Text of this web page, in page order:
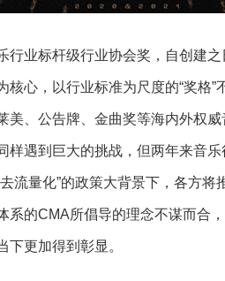
业标杆级行业协会奖，自创建之
心，以行业标准为尺度的“奖格”
美、公告牌、金曲奖等海内外权
样遇到巨大的挑战，但两年来音
流量化”的政策大背景下，各方
系的CMA所倡导的理念不谋而合
更加得到彰显。